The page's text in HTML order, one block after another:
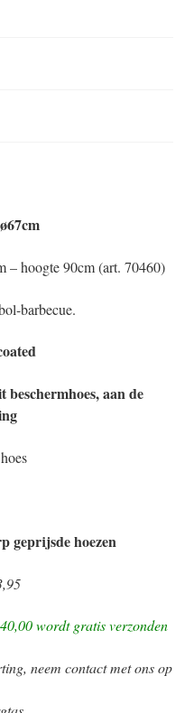
– hoogte 90cm (art. 70460)
barbecue.
aan de
geprijsde hoezen
wordt gratis verzonden
neem contact met ons op